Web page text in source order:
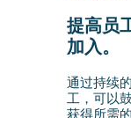
提高员
加入。
通过持续
工，可以
获得所需